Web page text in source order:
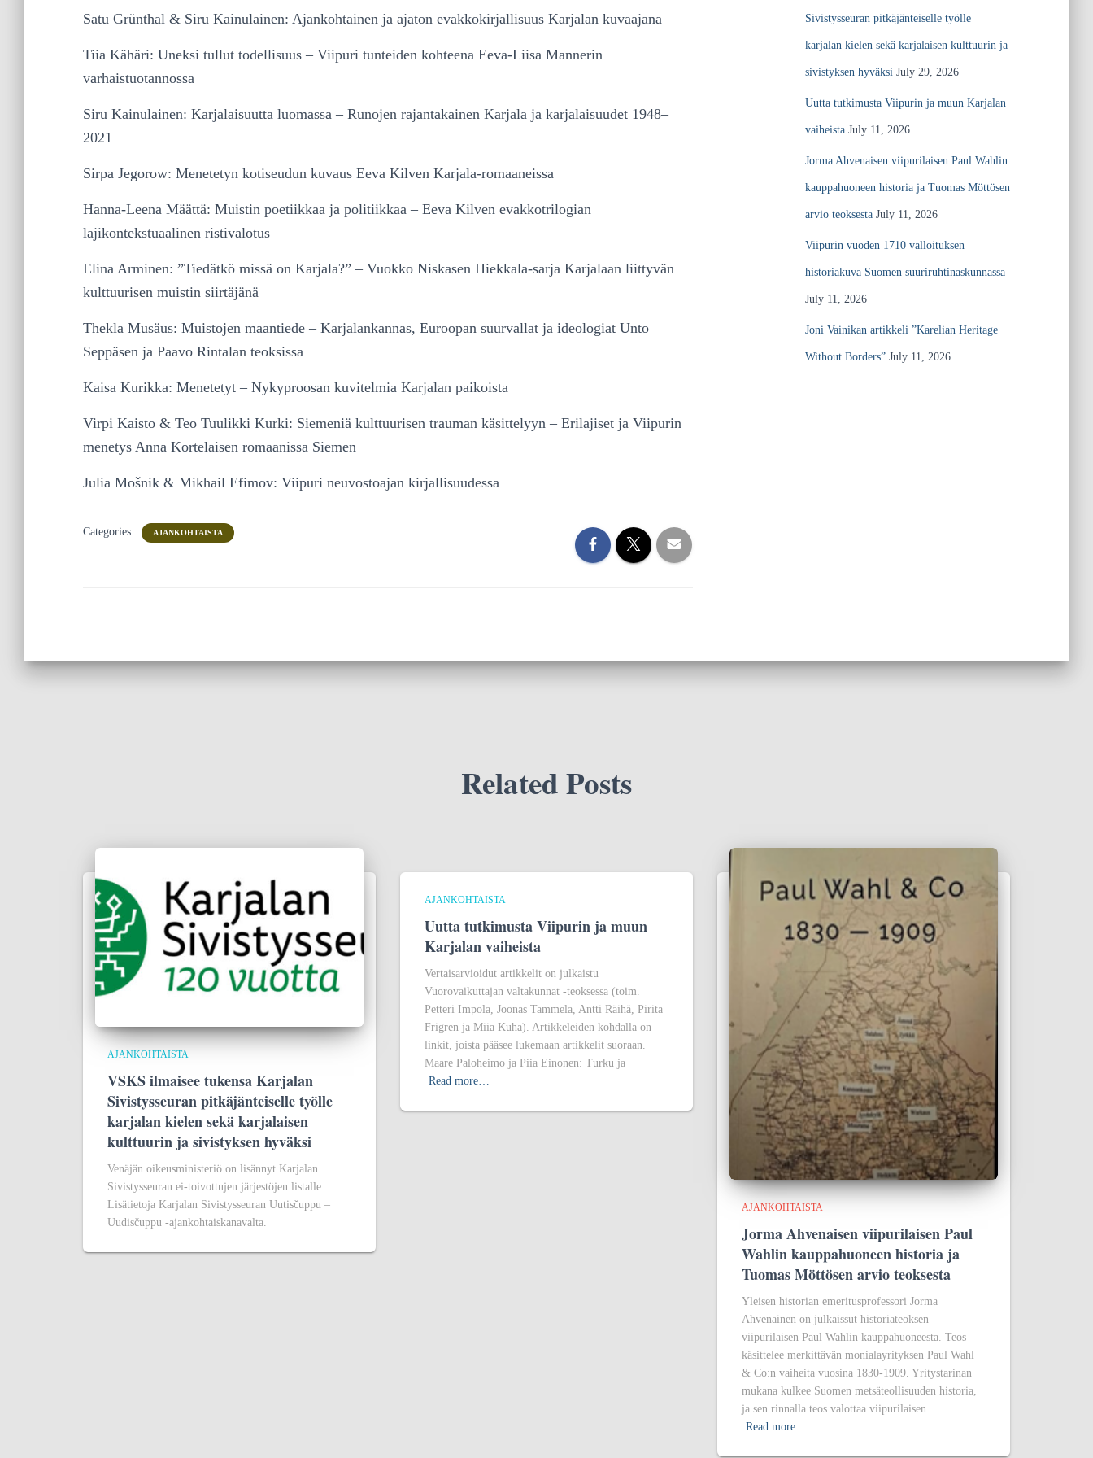
Satu Grünthal & Siru Kainulainen: Ajankohtainen ja ajaton evakkokirjallisuus Karjalan kuvaajana
Tiia Kähäri: Uneksi tullut todellisuus – Viipuri tunteiden kohteena Eeva-Liisa Mannerin
varhaistuotannossa
Siru Kainulainen: Karjalaisuutta luomassa – Runojen rajantakainen Karjala ja karjalaisuudet 1948–
2021
Sirpa Jegorow: Menetetyn kotiseudun kuvaus Eeva Kilven Karjala-romaaneissa
Hanna-Leena Määttä: Muistin poetiikkaa ja politiikkaa – Eeva Kilven evakkotrilogian
lajikontekstuaalinen ristivalotus
Elina Arminen: ”Tiedätkö missä on Karjala?” – Vuokko Niskasen Hiekkala-sarja Karjalaan liittyvän
kulttuurisen muistin siirtäjänä
Thekla Musäus: Muistojen maantiede – Karjalankannas, Euroopan suurvallat ja ideologiat Unto
Seppäsen ja Paavo Rintalan teoksissa
Kaisa Kurikka: Menetetyt – Nykyproosan kuvitelmia Karjalan paikoista
Virpi Kaisto & Teo Tuulikki Kurki: Siemeniä kulttuurisen trauman käsittelyyn – Erilajiset ja Viipurin
menetys Anna Kortelaisen romaanissa Siemen
Julia Mošnik & Mikhail Efimov: Viipuri neuvostoajan kirjallisuudessa
Categories: AJANKOHTAISTA
Sivistysseuran pitkäjänteiselle työlle
karjalan kielen sekä karjalaisen kulttuurin ja
sivistyksen hyväksi July 29, 2026
Uutta tutkimusta Viipurin ja muun Karjalan
vaiheista July 11, 2026
Jorma Ahvenaisen viipurilaisen Paul Wahlin
kauppahuoneen historia ja Tuomas Möttösen
arvio teoksesta July 11, 2026
Viipurin vuoden 1710 valloituksen
historiakuva Suomen suuriruhtinaskunnassa
July 11, 2026
Joni Vainikan artikkeli ”Karelian Heritage
Without Borders” July 11, 2026
Related Posts
AJANKOHTAISTA
VSKS ilmaisee tukensa Karjalan
Sivistysseuran pitkäjänteiselle työlle
karjalan kielen sekä karjalaisen
kulttuurin ja sivistyksen hyväksi
Venäjän oikeusministeriö on lisännyt Karjalan
Sivistysseuran ei-toivottujen järjestöjen listalle.
Lisätietoja Karjalan Sivistysseuran Uutisčuppu –
Uudisčuppu -ajankohtaiskanavalta.
AJANKOHTAISTA
Uutta tutkimusta Viipurin ja muun
Karjalan vaiheista
Vertaisarvioidut artikkelit on julkaistu
Vuorovaikuttajan valtakunnat -teoksessa (toim.
Petteri Impola, Joonas Tammela, Antti Räihä, Pirita
Frigren ja Miia Kuha). Artikkeleiden kohdalla on
linkit, joista pääsee lukemaan artikkelit suoraan.
Maare Paloheimo ja Piia Einonen: Turku ja
Read more…
AJANKOHTAISTA
Jorma Ahvenaisen viipurilaisen Paul
Wahlin kauppahuoneen historia ja
Tuomas Möttösen arvio teoksesta
Yleisen historian emeritusprofessori Jorma
Ahvenainen on julkaissut historiateoksen
viipurilaisen Paul Wahlin kauppahuoneesta. Teos
käsittelee merkittävän monialayrityksen Paul Wahl
& Co:n vaiheita vuosina 1830-1909. Yritystarinan
mukana kulkee Suomen metsäteollisuuden historia,
ja sen rinnalla teos valottaa viipurilaisen
Read more…